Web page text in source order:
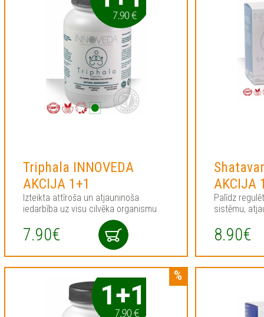
Triphala INNOVEDA
AKCIJA 1+1
Izteikta attīroša un atjauninoša
iedarbība uz visu cilvēka organismu
7.90€
AKCIJA
Palīdz
sistēmu,
8.90€